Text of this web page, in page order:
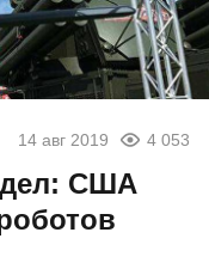
14 авг 2019 4 053
США